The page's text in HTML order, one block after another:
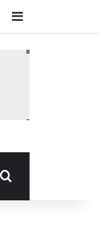
Random Article
Sidebar